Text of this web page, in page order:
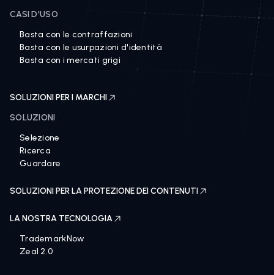
CASI D'USO
Basta con le contraffazioni
Basta con le usurpazioni d'identità
Basta con i mercati grigi
SOLUZIONI PER I MARCHI
SOLUZIONI
Selezione
Ricerca
Guardare
SOLUZIONI PER LA PROTEZIONE DEI CONTENUTI
LA NOSTRA TECNOLOGIA
TrademarkNow
Zeal 2.0